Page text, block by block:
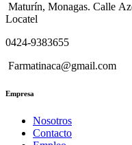
Maturín, Monagas. Calle
Locatel
0424-9383655
Farmatinaca@gmail.com
Empresa
Nosotros
Contacto